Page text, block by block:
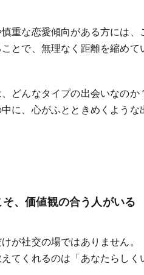
重な恋愛傾向がある方には、
とで、無理なく距離を縮めて
どんなタイプの出会いなのか
に、心がふとときめくような
、価値観の合う人がいる
が社交の場ではありません。
てくれるのは「あなたらしく